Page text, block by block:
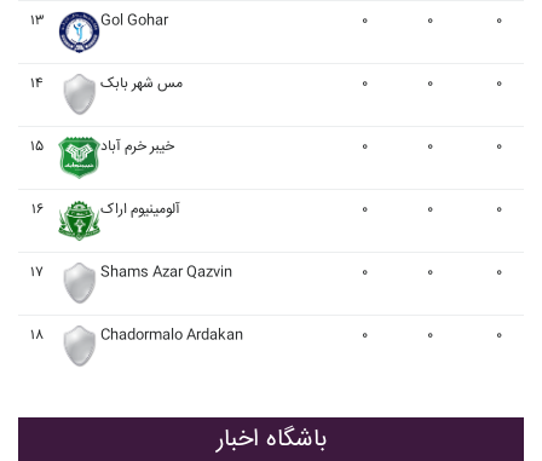
۱۳ Gol Gohar ۰ ۰ ۰
۱۴ مس شهر بابک ۰ ۰ ۰
۱۵ خيبر خرم آباد ۰ ۰ ۰
۱۶ آلومينيوم اراک ۰ ۰ ۰
۱۷ Shams Azar Qazvin ۰ ۰ ۰
۱۸ Chadormalo Ardakan ۰ ۰ ۰
باشگاه اخبار